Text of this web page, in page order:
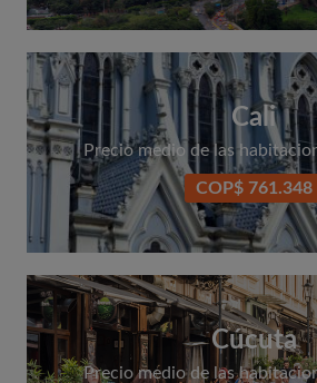
Cali
Precio medio de las
COP$ 761.348
Cúcuta
Precio medio de las